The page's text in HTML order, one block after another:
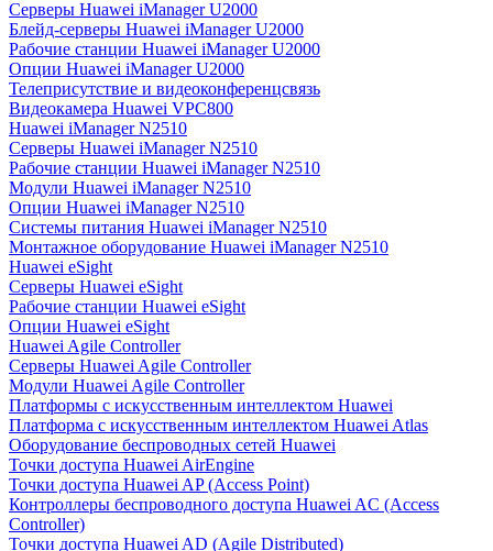
Серверы Huawei iManager U2000
Блейд-серверы Huawei iManager U2000
Рабочие станции Huawei iManager U2000
Опции Huawei iManager U2000
Телеприсутствие и видеоконференцсвязь
Видеокамера Huawei VPC800
Huawei iManager N2510
Серверы Huawei iManager N2510
Рабочие станции Huawei iManager N2510
Модули Huawei iManager N2510
Опции Huawei iManager N2510
Системы питания Huawei iManager N2510
Монтажное оборудование Huawei iManager N2510
Huawei eSight
Серверы Huawei eSight
Рабочие станции Huawei eSight
Опции Huawei eSight
Huawei Agile Controller
Серверы Huawei Agile Controller
Модули Huawei Agile Controller
Платформы с искусственным интеллектом Huawei
Платформа с искусственным интеллектом Huawei Atlas
Оборудование беспроводных сетей Huawei
Точки доступа Huawei AirEngine
Точки доступа Huawei AP (Access Point)
Контроллеры беспроводного доступа Huawei AC (Access
Controller)
Точки доступа Huawei AD (Agile Distributed)